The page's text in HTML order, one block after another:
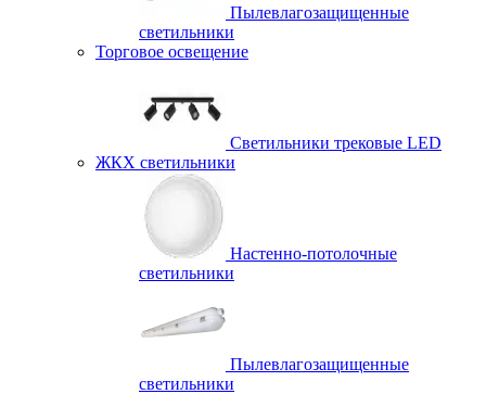
Пылевлагозащищенные
светильники
Торговое освещение
Светильники трековые LED
ЖКХ светильники
Настенно-потолочные
светильники
Пылевлагозащищенные
светильники